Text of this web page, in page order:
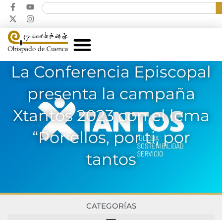
La Conferencia Episcopal
presenta la campaña
Xtantos 2023 con el lema
“Por ellos, por ti, por
tantos
CATEGORÍAS